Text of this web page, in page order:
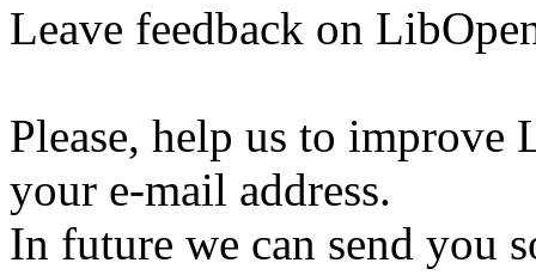
Leave feedback on
Please, help us to
your e-mail address.
In future we can send you